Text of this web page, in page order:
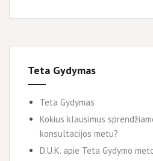
Teta Gydymas
Teta Gydymas
Kokius klausimus
konsultacijos metu?
D.U.K. apie Teta Gydymo